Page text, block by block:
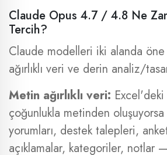
Claude Opus 4.7 / 4.8 Ne
Tercih?
Claude modelleri iki alanda öne
ağırlıklı veri ve derin analiz/
Metin ağırlıklı veri:
çoğunlukla metinden
yorumları, destek talepleri,
açıklamalar, kategoriler, notlar